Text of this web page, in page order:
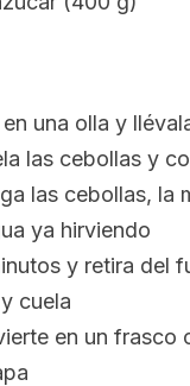
una olla y
las cebollas y
las cebollas, la
ya hirviendo
y retira del
cuela
en un frasco